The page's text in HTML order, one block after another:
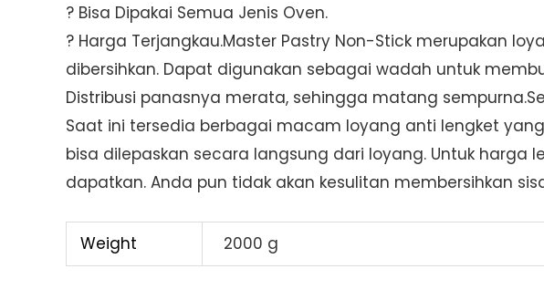
? Bisa Dipakai Semua Jenis Oven.
? Harga Terjangkau.Master Pastry Non-Stick merupakan
dibersihkan. Dapat digunakan sebagai wadah untuk
Distribusi panasnya merata, sehingga matang
Saat ini tersedia berbagai macam loyang anti lengket
bisa dilepaskan secara langsung dari loyang. Untuk
dapatkan. Anda pun tidak akan kesulitan membersihkan
Weight 2000 g